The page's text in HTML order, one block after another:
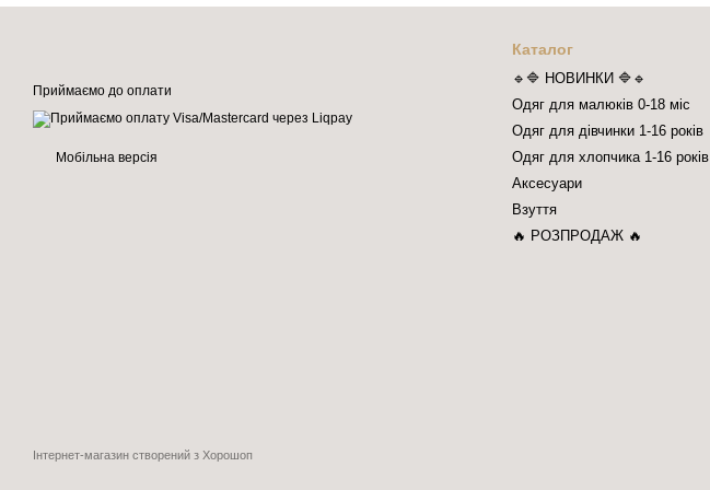
Приймаємо до оплати
Мобільна версія
Інтернет-магазин створений з Хорошоп
Каталог
🔹🔷 НОВИНКИ 🔷🔹
Одяг для малюків 0-18 міс
Одяг для дівчинки 1-16 років
Одяг для хлопчика 1-16 років
Аксесуари
Взуття
🔥 РОЗПРОДАЖ 🔥